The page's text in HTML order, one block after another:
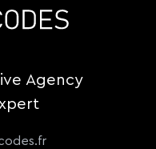
Agency